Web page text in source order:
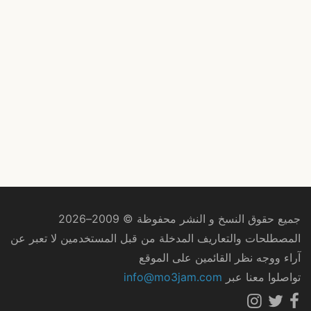
جميع حقوق النسخ و النشر محفوظة © 2009–2026
المصطلحات والتعاريف المدخلة من قبل المستخدمين لا تعبر عن
آراء ووجه نظر القائمين على الموقع
تواصلوا معنا عبر info@mo3jam.com